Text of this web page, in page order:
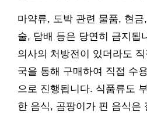
마약류, 도박 관련 물품, 현
술, 담배 등은 당연히 금지됩
의사의 처방전이 있더라도
국을 통해 구매하여 직접 수
으로 진행됩니다. 식품류도
한 음식, 곰팡이가 핀 음식은